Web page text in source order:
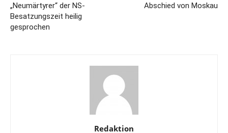
„Neumärtyrer“ der NS-
Besatzungszeit heilig
gesprochen
Abschied von Moskau
Redaktion